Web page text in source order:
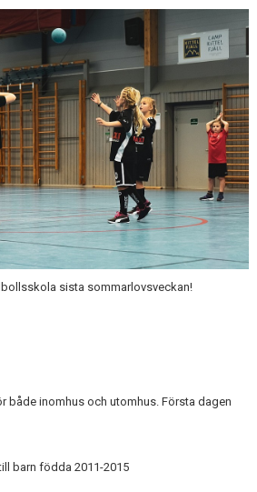
sista sommarlovsveckan!
både inomhus och utomhus. Första dagen
barn födda 2011-2015